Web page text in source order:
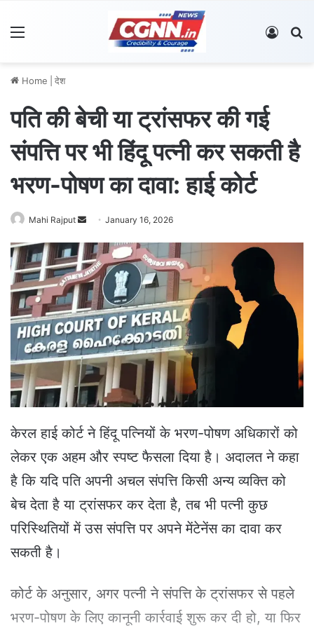
Log In
Home देश
पति की बेची या ट्रांसफर की गई
संपत्ति पर भी हिंदू पत्नी कर सकती है
भरण-पोषण का दावा: हाई कोर्ट
Mahi Rajput
n
d
a
n
e
m
a
i
l
January 16, 2026
केरल हाई कोर्ट ने हिंदू पत्नियों के भरण-पोषण अधिकारों को
लेकर एक अहम और स्पष्ट फैसला दिया है। अदालत ने कहा
है कि यदि पति अपनी अचल संपत्ति किसी अन्य व्यक्ति को
बेच देता है या ट्रांसफर कर देता है, तब भी पत्नी कुछ
परिस्थितियों में उस संपत्ति पर अपने मेंटेनेंस का दावा कर
सकती है।
कोर्ट के अनुसार, अगर पत्नी ने संपत्ति के ट्रांसफर से पहले
भरण-पोषण के लिए कानूनी कार्रवाई शुरू कर दी हो, या फिर